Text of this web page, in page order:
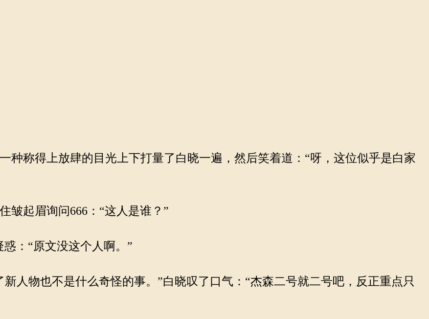
称得上放肆的目光上下打量了白晓一遍，然后笑着道：“呀，这位似乎是白家
皱起眉询问666：“这人是谁？”
：“原文没这个人啊。”
人物也不是什么奇怪的事。”白晓叹了口气：“杰森二号就二号吧，反正重点只